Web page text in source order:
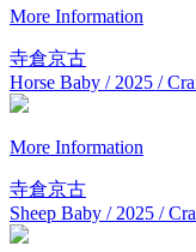
More Information
寺倉京古
Horse Baby / 2025 /
More Information
寺倉京古
Sheep Baby / 2025 /